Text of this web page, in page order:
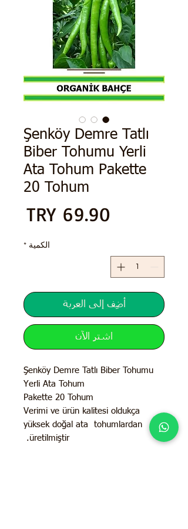
Şenköy Demre Tatlı
Biber Tohumu Yerli
Ata Tohum Pakette
20 Tohum
الكمية *
أضِف إلى العربة
اشترِ الآن
Şenköy Demre Tatlı Biber Tohumu
Yerli Ata Tohum
Pakette 20 Tohum
Verimi ve ürün kalitesi oldukça
yüksek doğal ata tohumlardan
üretilmiştir.